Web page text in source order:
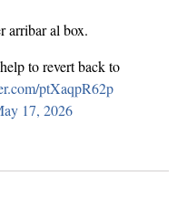
arribar al box.
to revert back to
ptXaqpR62p
17, 2026